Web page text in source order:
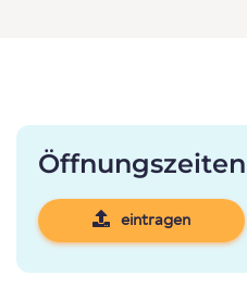
Öffnungszeiten
eintragen